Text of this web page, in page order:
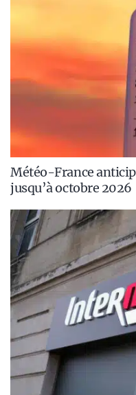
Météo-France
jusqu’à octobre 2026